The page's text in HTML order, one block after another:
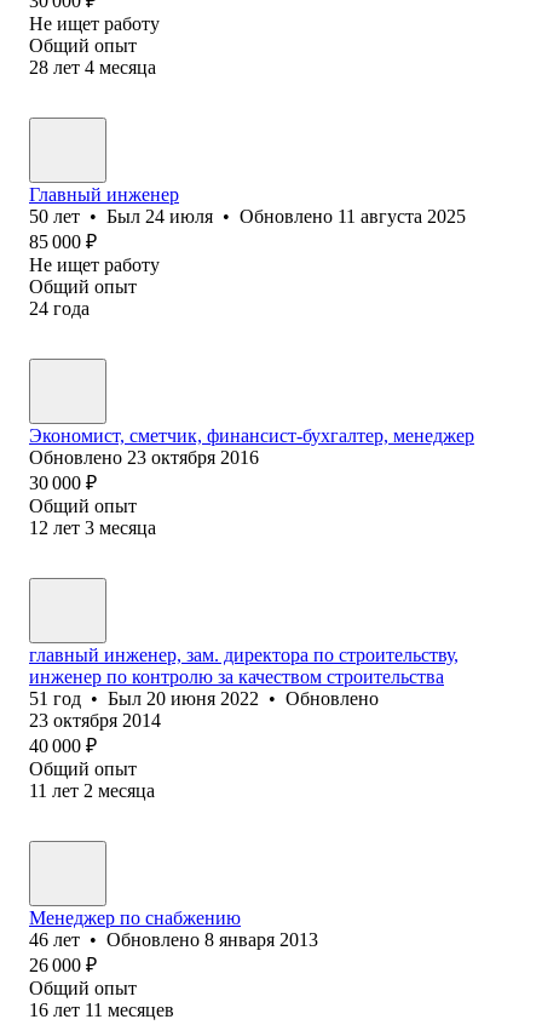
Не ищет работу
Общий опыт
28 лет 4 месяца
Главный инженер
50 лет • Был 24 июля • Обновлено 11 августа 2025
85 000 ₽
Не ищет работу
Общий опыт
24 года
Экономист, сметчик, финансист-бухгалтер, менеджер
Обновлено 23 октября 2016
30 000 ₽
Общий опыт
12 лет 3 месяца
главный инженер, зам. директора по строительству,
инженер по контролю за качеством строительства
51 год • Был 20 июня 2022 • Обновлено
23 октября 2014
40 000 ₽
Общий опыт
11 лет 2 месяца
Менеджер по снабжению
46 лет • Обновлено 8 января 2013
26 000 ₽
Общий опыт
16 лет 11 месяцев